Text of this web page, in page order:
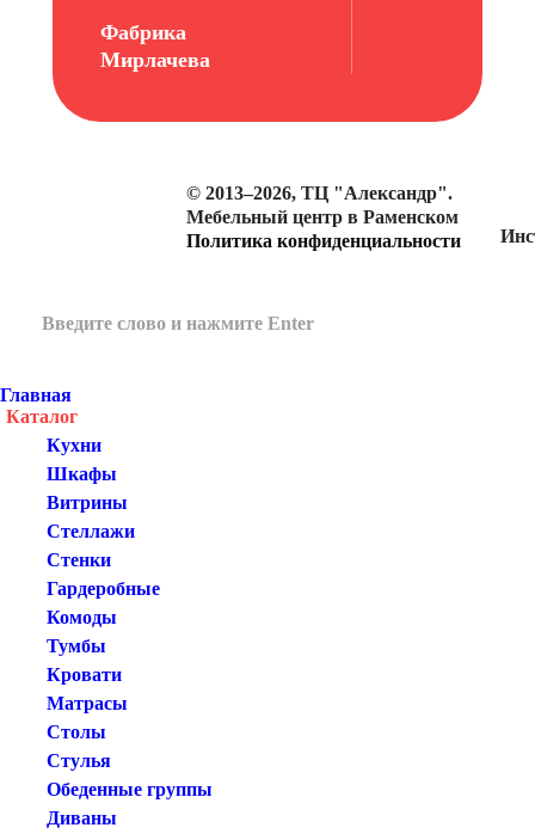
Фабрика
Мирлачева
© 2013–2026, ТЦ "Александр".
Мебельный центр в Раменском
Политика конфиденциальности
Главная
Каталог
Кухни
Шкафы
Витрины
Стеллажи
Стенки
Гардеробные
Комоды
Тумбы
Кровати
Матрасы
Столы
Стулья
Обеденные группы
Диваны